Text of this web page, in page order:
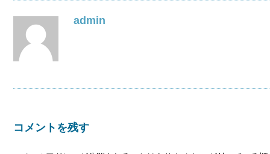
admin
コメントを残す